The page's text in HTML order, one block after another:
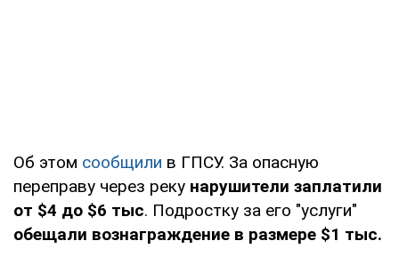
Об этом сообщили в ГПСУ. За опасную
переправу через реку нарушители заплатили
от $4 до $6 тыс. Подростку за его "услуги"
обещали вознаграждение в размере $1 тыс.